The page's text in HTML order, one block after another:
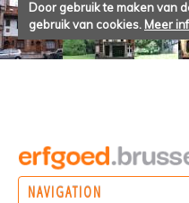
Door gebruik te maken van
gebruik van cookies. Meer
NAVIGATION